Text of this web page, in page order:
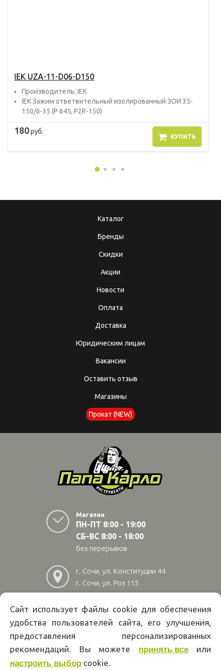
IEK UZA-11-D06-D150
Прoизвoдитель: IEK
IEK Зажим ответвительный изолированный ЗОИ 35-
150/6-35 (P 645, P2R-150)
180руб.
КУПИТЬ
Каталог
Бренды
Скидки
Акции
Новости
Оплата
Доставка
Юридическим лицам
Вакансии
Оставить отзыв
Магазины
Прокат (NEW)
Магазин
ПН-ПТ 8:00 - 19:00
СБ-ВС 8:00 - 18:00
без перерывов
г. Сочи, ул. Конституции 44
г. Сочи, ул. Роз 115
г. Адлер, ул Авиационная
28/10
222 02 01
офертой. Указанные цены действуют только при оформлении заказа
через интернет-магазин papakarlotools.ru.
Сайт использует файлы cookie для обеспечения
удобства пользователей сайта, его улучшения,
предоставления персонализированных
рекомендаций. Вы можете принять всеили
настроить выбор cookie.